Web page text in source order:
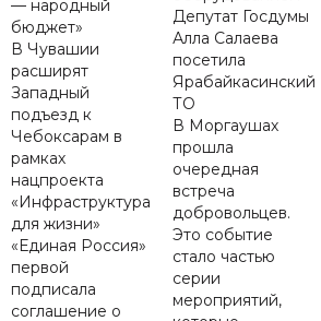
— народный
бюджет»
В Чувашии
расширят
Западный
подъезд к
Чебоксарам в
рамках
нацпроекта
«Инфраструктура
для жизни»
«Единая Россия»
первой
подписала
соглашение о
Депутат Госдумы
Алла Салаева
посетила
Ярабайкасинский
ТО
В Моргаушах
прошла
очередная
встреча
добровольцев.
Это событие
стало частью
серии
мероприятий,